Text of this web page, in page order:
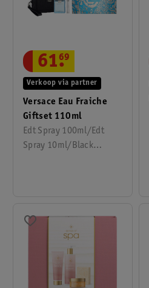
Versace Eau Fraiche
Giftset 110ml
Edt Spray 100ml/Edt
Spray 10ml/Black
Verkoop via partner
61.
69